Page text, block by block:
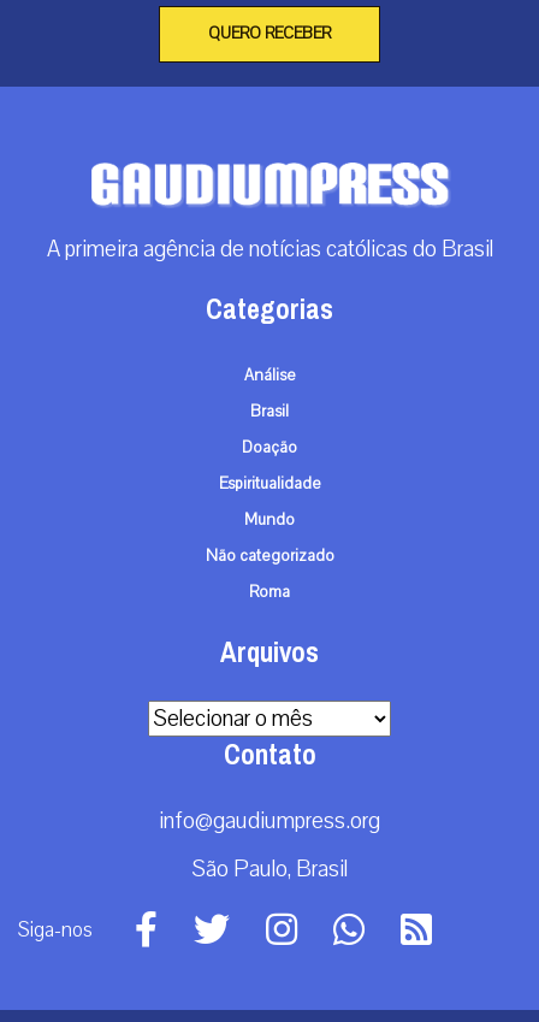
QUERO RECEBER
A primeira agência de notícias católicas do Brasil
Categorias
Análise
Brasil
Doação
Espiritualidade
Mundo
Não categorizado
Roma
Arquivos
Arquivos
Contato
info@gaudiumpress.org
São Paulo, Brasil
Siga-nos